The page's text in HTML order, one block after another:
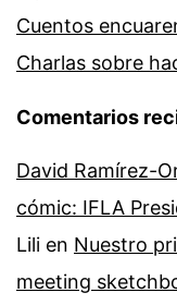
Cuentos
Charlas sobre
Comentarios
David Ramírez-
cómic: IFLA
Lili en Nuestro
meeting